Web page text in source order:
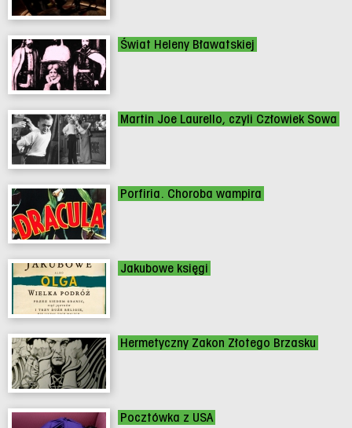
Świat Heleny Bławatskiej
Martin Joe Laurello, czyli Człowiek Sowa
Porfiria. Choroba wampira
Jakubowe księgi
Hermetyczny Zakon Złotego Brzasku
Pocztówka z USA